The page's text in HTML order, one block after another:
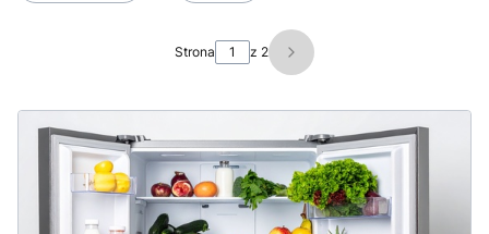
Strona z 2 Następne wpisy